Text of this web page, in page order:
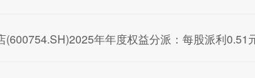
(600754.SH)2025年年度权益分派：每股派利0.51